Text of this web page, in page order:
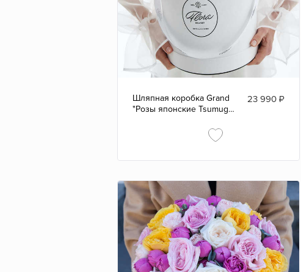
Шляпная коробка Grand
"Розы японские Tsumugi"
23 990₽